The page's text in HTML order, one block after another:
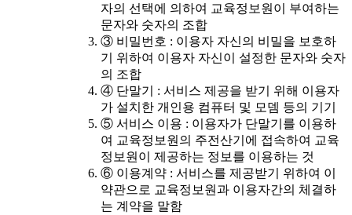
자의 선택에 의하여 교육정보원이 부여하는
문자와 숫자의 조합
③ 비밀번호 : 이용자 자신의 비밀을 보호하
기 위하여 이용자 자신이 설정한 문자와 숫자
의 조합
④ 단말기 : 서비스 제공을 받기 위해 이용자
가 설치한 개인용 컴퓨터 및 모뎀 등의 기기
⑤ 서비스 이용 : 이용자가 단말기를 이용하
여 교육정보원의 주전산기에 접속하여 교육
정보원이 제공하는 정보를 이용하는 것
⑥ 이용계약 : 서비스를 제공받기 위하여 이
약관으로 교육정보원과 이용자간의 체결하
는 계약을 말함